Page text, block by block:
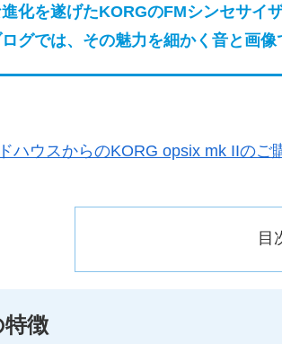
化を遂げたKORGのFMシンセサイ
グでは、その魅力を細かく音と画像
目
徴